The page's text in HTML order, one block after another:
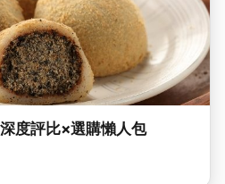
度評比×選購懶人包